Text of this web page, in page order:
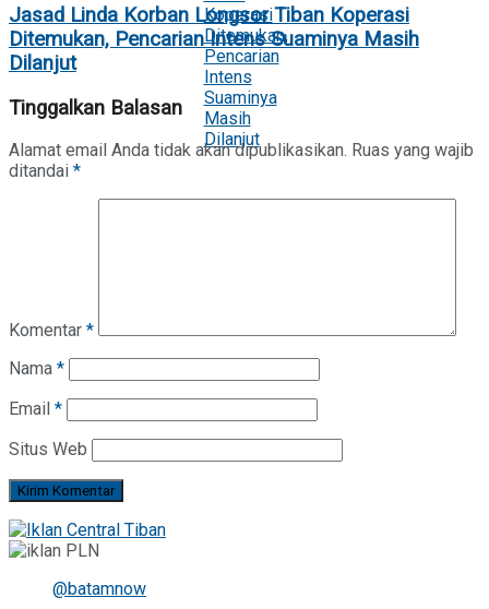
Jasad Linda Korban Longsor Tiban Koperasi
Ditemukan, Pencarian Intens Suaminya Masih
Dilanjut
Tinggalkan Balasan
Alamat email Anda tidak akan dipublikasikan. Ruas yang wajib
ditandai *
Komentar *
Nama *
Email *
Situs Web
@batamnow